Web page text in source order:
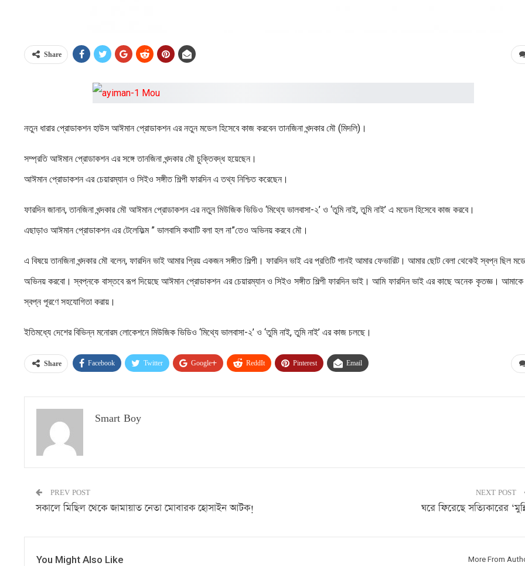
Share
নতুন ধারার প্রোডাকশন হাউস আঈমান প্রোডাকশন এর নতুন মডেল হিসেবে কাজ করবেন তানজিনা খন্দকার মৌ (মিদলি)।
সম্প্রতি আঈমান প্রোডাকশন এর সঙ্গে তানজিনা খন্দকার মৌ চুক্তিবদ্ধ হয়েছেন।
আঈমান প্রোডাকশন এর চেয়ারম্যান ও সিইও সঙ্গীত শিল্পী ফারদিন এ তথ্য নিশ্চিত করেছেন।
ফারদিন জানান, তানজিনা খন্দকার মৌ আঈমান প্রোডাকশন এর নতুন মিউজিক ভিডিও ‘মিথ্যে ভালবাসা-২’ ও ‘তুমি নাই, তুমি নাই’ এ মডেল হিসেবে কাজ করবে।
এছাড়াও আঈমান প্রোডাকশন এর টেলেফিল্ম ” ভালবাসি কথাটি বলা হল না”তেও অভিনয় করবে মৌ।
এ বিষয়ে তানজিনা খন্দকার মৌ বলেন, ফারদিন ভাই আমার প্রিয় একজন সঙ্গীত শিল্পী। ফারদিন ভাই এর প্রতিটি গানই আমার ফেভারিট। আমার ছোট বেলা থেকেই স্বপ্ন ছিল
অভিনয় করবো। স্বপ্নকে বাস্তবে রূপ দিয়েছে আঈমান প্রোডাকশন এর চেয়ারম্যান ও সিইও সঙ্গীত শিল্পী ফারদিন ভাই। আমি ফারদিন ভাই এর কাছে অনেক কৃতজ্ঞ।
স্বপ্ন পূরণে সহযোগিতা করায়।
ইতিমধ্যে দেশের বিভিন্ন মনোরম লোকেশনে মিউজিক ভিডিও ‘মিথ্যে ভালবাসা-২’ ও ‘তুমি নাই, তুমি নাই’ এর কাজ চলছে।
Share Facebook Twitter Google+ ReddIt Pinterest Email
Smart Boy
PREV POST
সকালে মিছিল থেকে জামায়াত নেতা মোবারক হোসাইন আটক!
NEXT POST
ঘরে ফিরেছে সত্যিকারের
You Might Also Like More From